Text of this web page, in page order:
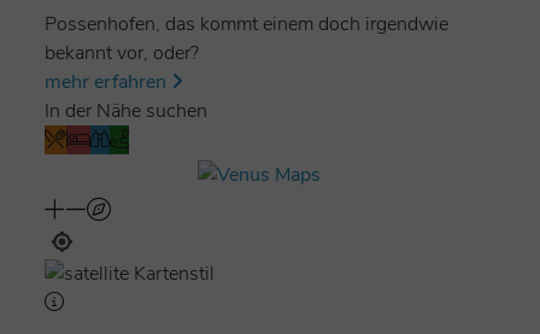
Possenhofen, das kommt einem doch irgendwie
bekannt vor, oder?
mehr erfahren
In der Nähe suchen